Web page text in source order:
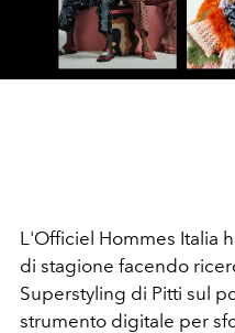
L'Officiel Hommes Italia
di stagione facendo
Superstyling di Pitti sul
strumento digitale per